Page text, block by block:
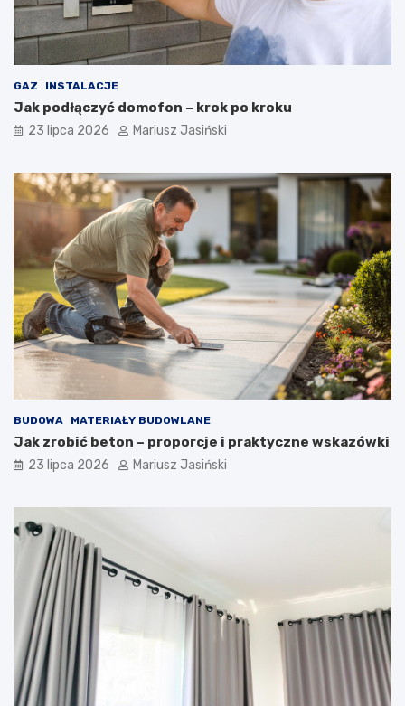
GAZ INSTALACJE
Jak podłączyć domofon – krok po kroku
23 lipca 2026 Mariusz Jasiński
BUDOWA MATERIAŁY BUDOWLANE
Jak zrobić beton – proporcje i praktyczne wskazówki
23 lipca 2026 Mariusz Jasiński